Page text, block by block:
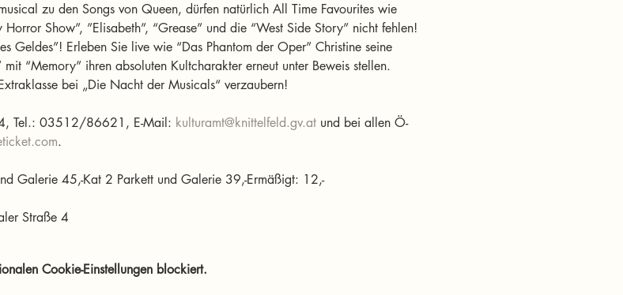
zu den Songs von Queen, dürfen natürlich All Time Favourites wie
Show”, ”Elisabeth”, “Grease” und die “West Side Story” nicht fehlen!
Geldes”! Erleben Sie live wie “Das Phantom der Oper” Christine seine
“Memory” ihren absoluten Kultcharakter erneut unter Beweis stellen.
bei „Die Nacht der Musicals“ verzaubern!
4, Tel.: 03512/86621, E-Mail: kulturamt@knittelfeld.gv.at und bei allen Ö-
.
Galerie 45,-Kat 2 Parkett und Galerie 39,-Ermäßigt: 12,-
Straße 4
Cookie-Einstellungen blockiert.